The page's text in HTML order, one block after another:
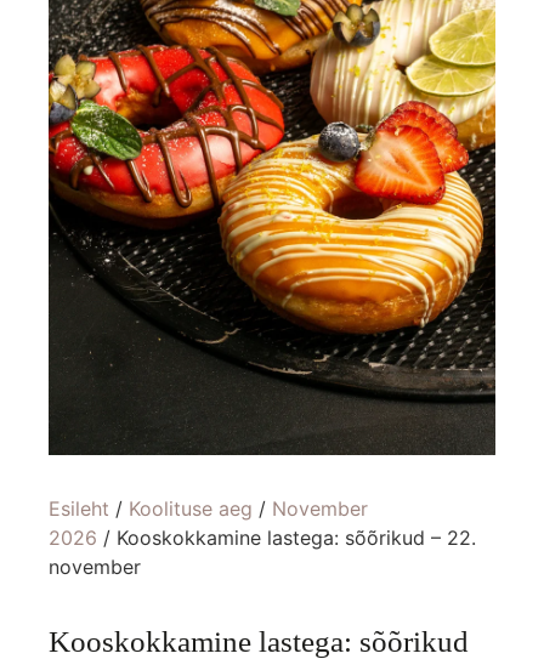
Esileht / Koolituse aeg / November
2026 / Kooskokkamine lastega: sõõrikud – 22.
november
Kooskokkamine lastega: sõõrikud